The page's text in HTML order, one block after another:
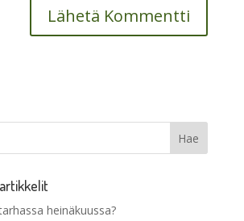
heinäkuussa?